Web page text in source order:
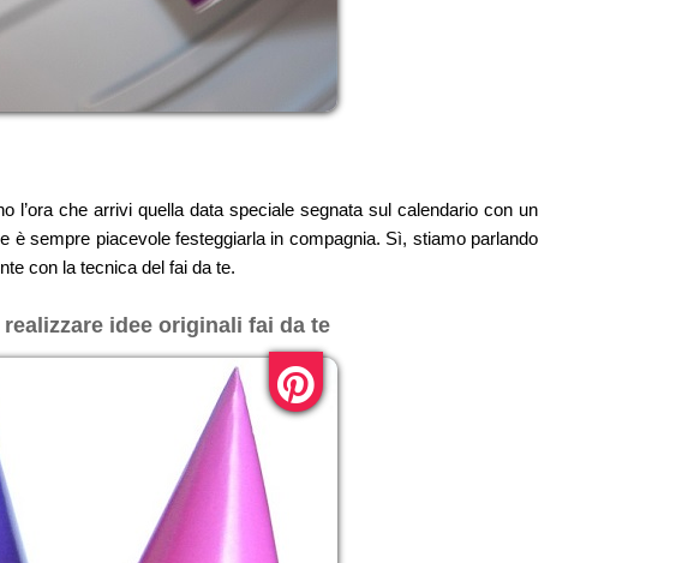
che arrivi quella data speciale segnata sul calendario con un
è sempre piacevole festeggiarla in compagnia. Sì, stiamo parlando
con la tecnica del fai da te.
idee originali fai da te